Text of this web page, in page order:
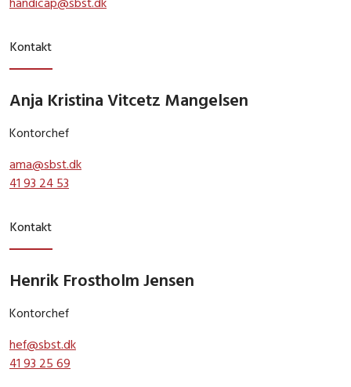
Kontakt
Anja Kristina Vitcetz Mangelsen
Kontorchef
ama@sbst.dk
41 93 24 53
Kontakt
Henrik Frostholm Jensen
Kontorchef
hef@sbst.dk
41 93 25 69